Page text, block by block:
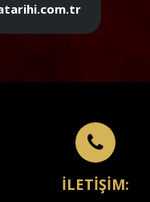
İLETİŞİM: